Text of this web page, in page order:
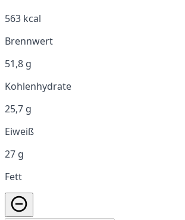
563 kcal
Brennwert
51,8 g
Kohlenhydrate
25,7 g
Eiweiß
27 g
Fett